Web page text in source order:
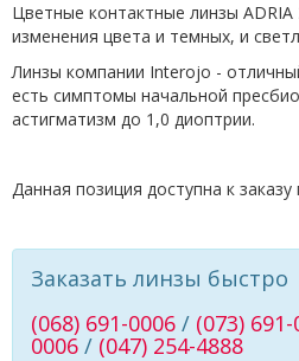
Цветные контактные линзы ADRIA
изменения цвета и темных, и
Линзы компании Interojo -
есть симптомы начальной
астигматизм до 1,0 диоптрии.
Данная позиция доступна к
Заказать линзы быстро
(068) 691-0006 / (073)
0006 / (047) 254-4888